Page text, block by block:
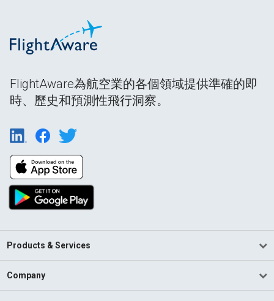
FlightAware為航空業的各個領域提供準確的即
時、歷史和預測性飛行洞察。
Products & Services
Company